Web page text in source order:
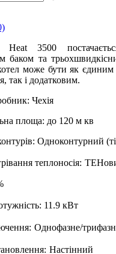
баком та
може бути як
так і додатковим.
Чехія
площа: до 120 м кв
Одноконтурний
теплоносія:
11.9 кВт
Однофазне/
Настінний